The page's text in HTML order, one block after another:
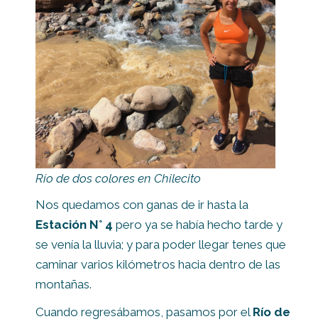
Río de dos colores en Chilecito
Nos quedamos con ganas de ir hasta la
Estación N° 4 pero ya se había hecho tarde y
se venía la lluvia; y para poder llegar tenes que
caminar varios kilómetros hacia dentro de las
montañas.
Cuando regresábamos, pasamos por el Río de